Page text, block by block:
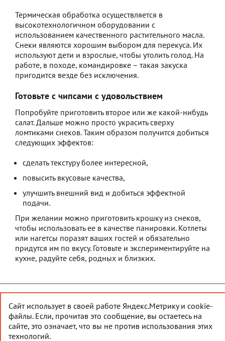
Термическая обработка осуществляется в
высокотехнологичном оборудовании с
использованием качественного растительного масла.
Снеки являются хорошим выбором для перекуса. Их
используют дети и взрослые, чтобы утолить голод. На
работе, в походе, командировке – такая закуска
пригодится везде без исключения.
Готовьте с чипсами с удовольствием
Попробуйте приготовить второе или же какой-нибудь
салат. Дальше можно просто украсить сверху
ломтиками снеков. Таким образом получится добиться
следующих эффектов:
сделать текстуру более интересной,
повысить вкусовые качества,
улучшить внешний вид и добиться эффектной
подачи.
При желании можно приготовить крошку из снеков,
чтобы использовать ее в качестве панировки. Котлеты
или нагетсы поразят ваших гостей и обязательно
придутся им по вкусу. Готовьте и экспериментируйте на
кухне, радуйте себя, родных и близких.
Создание сайта— АйТи-Эскорт
Сайт использует в своей работе Яндекс.Метрику и cookie-
файлы. Если, прочитав это сообщение, вы остаетесь на
сайте, это означает, что вы не против использования этих
технологий.